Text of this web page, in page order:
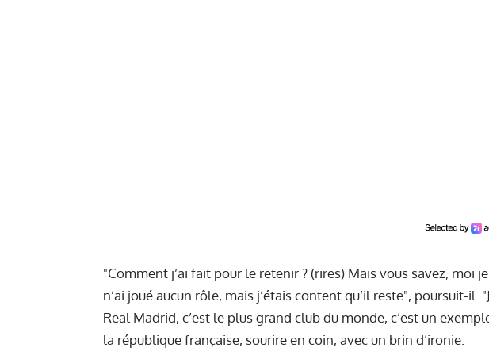
"Comment j’ai fait pour le retenir ? (rires) Mais vous savez, moi
n’ai joué aucun rôle, mais j’étais content qu’il reste", poursuit-il.
Real Madrid, c’est le plus grand club du monde, c’est un
la république française, sourire en coin, avec un brin d’ironie.